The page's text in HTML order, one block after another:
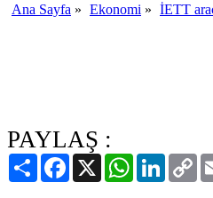
Ana Sayfa » Ekonomi » İETT
PAYLAŞ :
PaylaşFacebook
X WhatsApp